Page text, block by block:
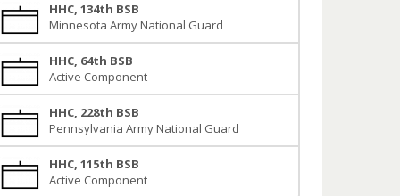
HHC, 134th BSB
Minnesota Army National Guard
HHC, 64th BSB
Active Component
HHC, 228th BSB
Pennsylvania Army National Guard
HHC, 115th BSB
Active Component